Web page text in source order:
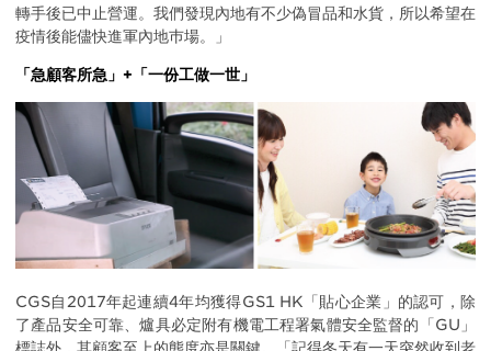
轉手後已中止營運。我們發現內地有不少偽冒品和水貨，所以希望在
疫情後能儘快進軍內地巿場。」
「急顧客所急」+「一份工做一世」
CGS自2017年起連續4年均獲得GS1 HK「貼心企業」的認可，除
了產品安全可靠、爐具必定附有機電工程署氣體安全監督的「GU」
標誌外，其顧客至上的態度亦是關鍵。「記得冬天有一天突然收到老